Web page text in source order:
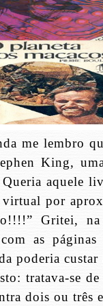
me lembro
King,
aquele
por
Gritei, na
as
poderia
tratava-se
dois ou três